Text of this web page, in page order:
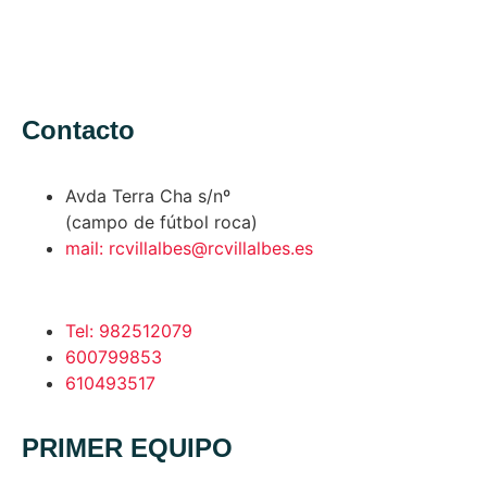
Contacto
Avda Terra Cha s/nº
(campo de fútbol roca)
mail: rcvillalbes@rcvillalbes.es
Tel: 982512079
600799853
610493517
PRIMER EQUIPO